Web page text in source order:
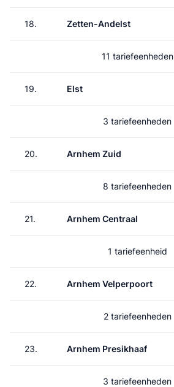
18. Zetten-Andelst
11 tariefeenheden
19. Elst
3 tariefeenheden
20. Arnhem Zuid
8 tariefeenheden
21. Arnhem Centraal
1 tariefeenheid
22. Arnhem Velperpoort
2 tariefeenheden
23. Arnhem Presikhaaf
3 tariefeenheden